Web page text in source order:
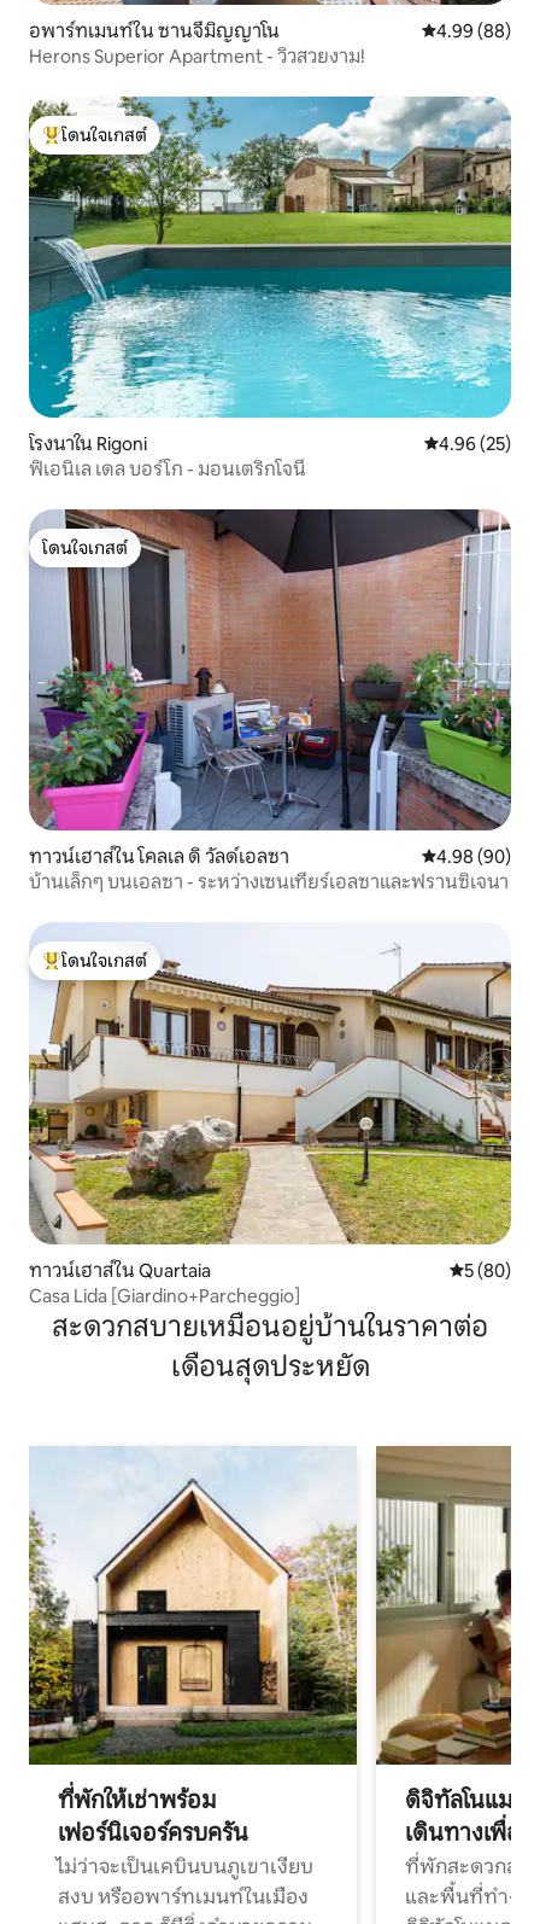
อพาร์ทเมนท์ใน ซานจีมิญญาโน คะแนนเฉลี่ย
4.99 (88)
Herons Superior Apartment - วิวสวยงาม!
โดนใจเกสต์ที่สุด
โดนใจเกสต์
โรงนาใน Rigoni คะแนนเฉลี่ย
4.96 (25)
ฟิเอนิเล เดล บอร์โก - มอนเตริกโจนี
โดนใจเกสต์
โดนใจเกสต์
ทาวน์เฮาส์ใน โคลเล ดิ วัลด์เอลซา คะแนนเฉลี่ย
4.98 (90)
บ้านเล็กๆ บนเอลซา - ระหว่างเซนเทียร์เอลซาและฟรานซิเจนา
โดนใจเกสต์ที่สุด
โดนใจเกสต์
ทาวน์เฮาส์ใน Quartaia คะแนนเฉลี่
5 (80)
Casa Lida [Giardino+Parcheggio]
สะดวกสบายเหมือนอยู่บ้านในราคาต่อ
เดือนสุดประหยัด
ที่พักให้เช่าพร้อม
เฟอร์นิเจอร์ครบครัน
ไม่ว่าจะเป็นเคบินบนภูเขาเงียบ
สงบ หรืออพาร์ทเมนท์ในเมือง
ดิจิทัลโนแมด
เดินทางเพื่อ
ที่พักสะดวกสบ
และพื้นที่ทำงา